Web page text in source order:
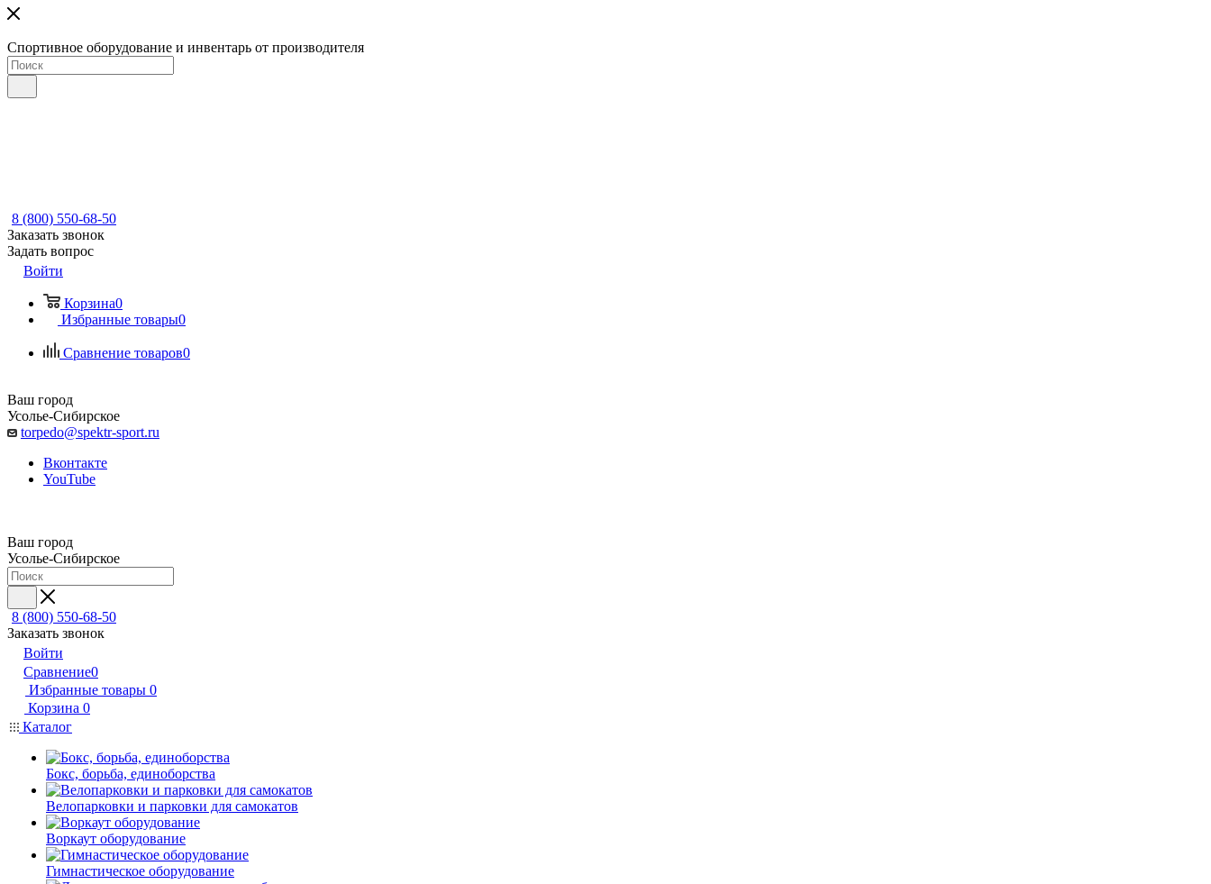
Спортивное оборудование и инвентарь от производителя
8 (800) 550-68-50
Заказать звонок
Задать вопрос
Войти
Корзина0
Избранные товары0
Сравнение товаров0
Ваш город
Усолье-Сибирское
torpedo@spektr-sport.ru
Вконтакте
YouTube
Ваш город
Усолье-Сибирское
8 (800) 550-68-50
Заказать звонок
Войти
Сравнение0
Избранные товары 0
Корзина 0
Каталог
Бокс, борьба, единоборства
Велопарковки и парковки для самокатов
Воркаут оборудование
Гимнастическое оборудование